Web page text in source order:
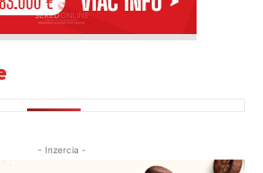
- Inzercia -